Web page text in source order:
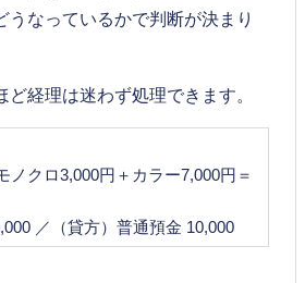
うなっているかで判断が決まり
経理は迷わず処理できます。
ノクロ3,000円＋カラー7,000円＝
／（貸方）普通預金 10,000